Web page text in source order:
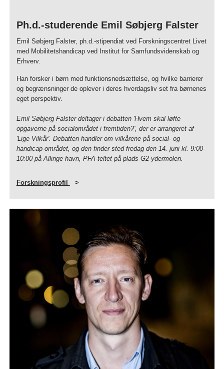
Ph.d.-studerende Emil Søbjerg Falster
Emil Søbjerg Falster, ph.d.-stipendiat ved Forskningscentret Livet
med Mobilitetshandicap ved Institut for Samfundsvidenskab og
Erhverv.
Han forsker i børn med funktionsnedsættelse, og hvilke barrierer
og begrænsninger de oplever i deres hverdagsliv set fra børnenes
eget perspektiv.
Emil Søbjerg Falster deltager i debatten 'Hvem skal løfte
opgaverne på socialområdet i fremtiden?', der er arrangeret af
'Lige Vilkår'. Debatten handler om vilkårene på social- og
handicap-området, og den finder sted fredag den 14. juni kl. 9:00-
10:00 på Allinge havn, PFA-teltet på plads G2 ydermolen.
Forskningsprofil